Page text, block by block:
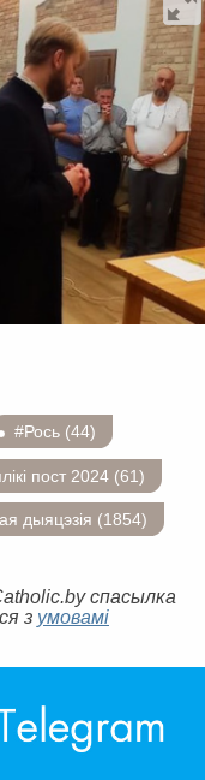
#Рось (44)
пост 2024 (61)
дыяцэзія (1854)
спасылка
з умовамі